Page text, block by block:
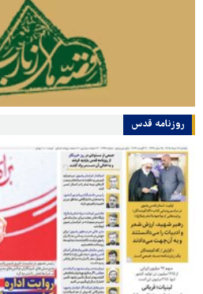
روزنامه قدس